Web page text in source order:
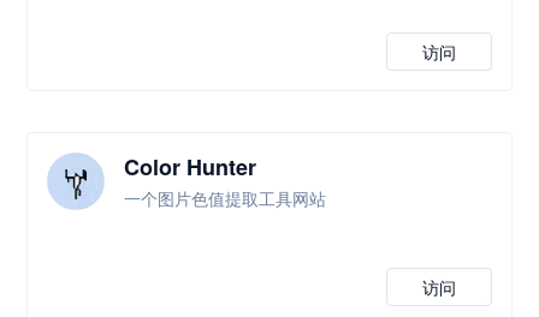
访问
Color Hunter
一个图片色值提取工具网站
访问